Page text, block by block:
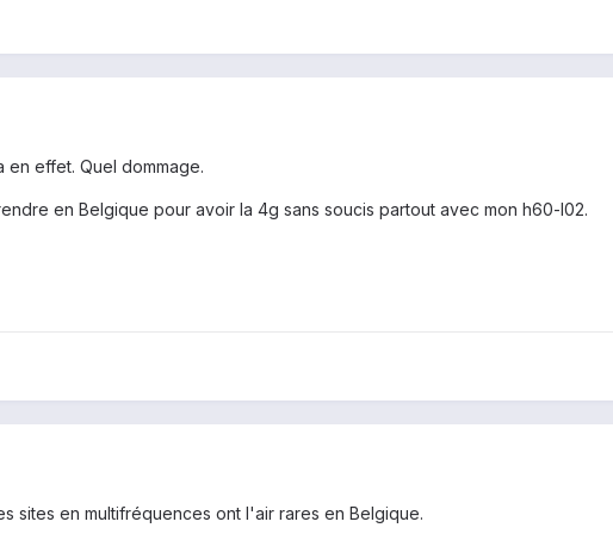
en effet. Quel dommage.
en Belgique pour avoir la 4g sans soucis partout avec mon h60-l02.
sites en multifréquences ont l'air rares en Belgique.